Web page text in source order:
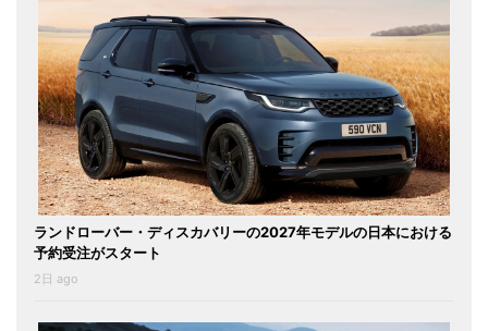
ランドローバー・ディスカバリーの2027年モデルの日本における
予約受注がスタート
2日 ago